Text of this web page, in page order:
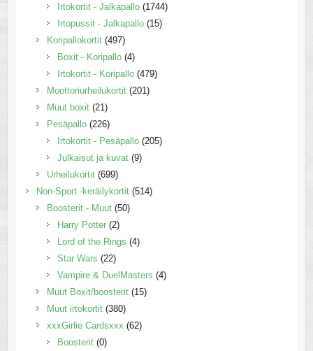
Irtokortit - Jalkapallo (1744)
Irtopussit - Jalkapallo (15)
Koripallokortit (497)
Boxit - Koripallo (4)
Irtokortit - Koripallo (479)
Moottoriurheilukortit (201)
Muut boxit (21)
Pesäpallo (226)
Irtokortit - Pesäpallo (205)
Julkaisut ja kuvat (9)
Urheilukortit (699)
Non-Sport -keräilykortit (514)
Boosterit - Muut (50)
Harry Potter (2)
Lord of the Rings (4)
Star Wars (22)
Vampire & DuelMasters (4)
Muut Boxit/boosterit (15)
Muut irtokortit (380)
xxxGirlie Cardsxxx (62)
Boosterit (0)